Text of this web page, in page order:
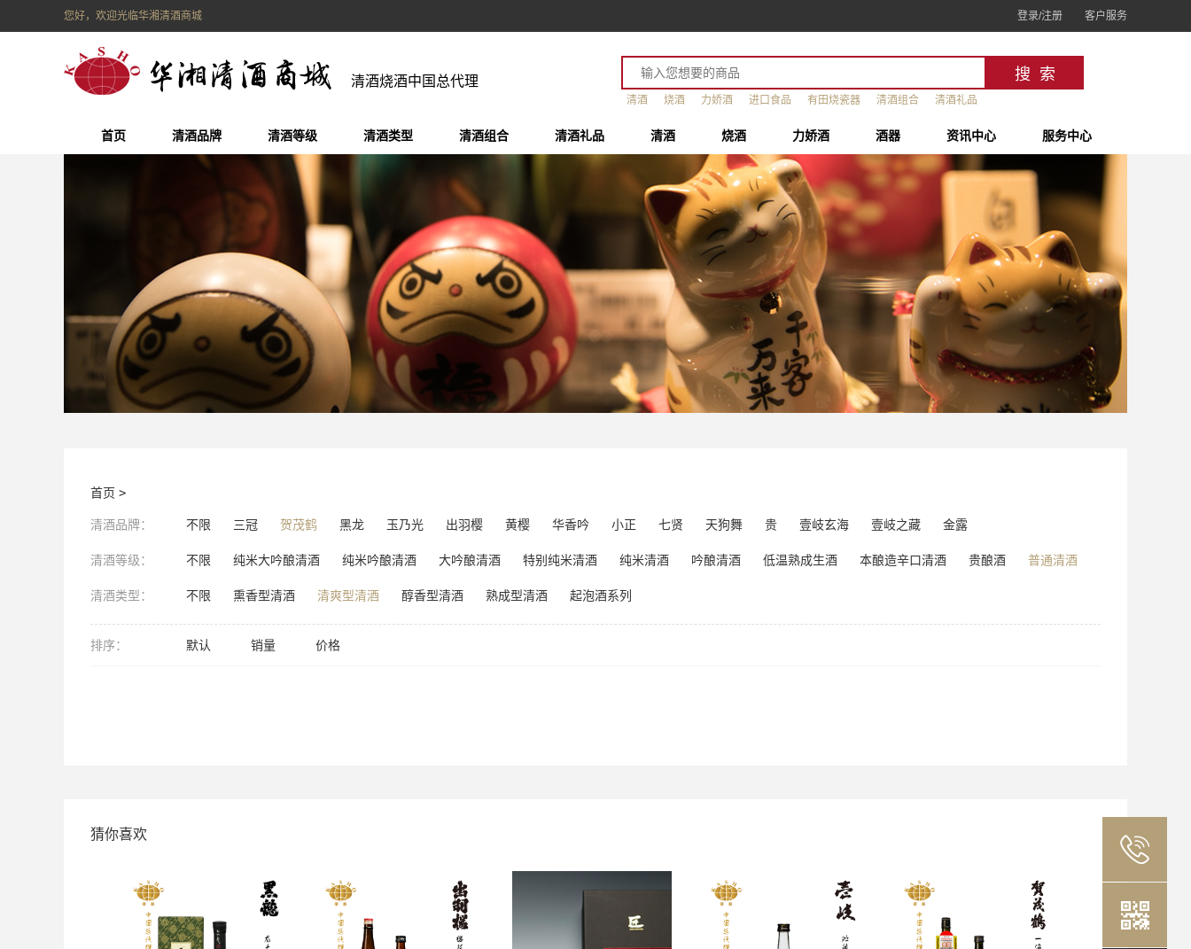
您好，欢迎光临华湘清酒商城 登录/注册 客户服务
清酒烧酒中国总代理
清酒 烧酒 力娇酒 进口食品 有田烧瓷器 清酒组合 清酒礼品
首页 清酒品牌 清酒等级 清酒类型 清酒组合 清酒礼品 清酒 烧酒 力娇酒 酒器 资讯中心 服务中心
首页 >
清酒品牌： 不限 三冠 贺茂鹤 黑龙 玉乃光 出羽樱 黄樱 华香吟 小正 七贤 天狗舞 贵 壹岐玄海 壹岐之藏 金露
清酒等级： 不限 纯米大吟酿清酒 纯米吟酿清酒 大吟酿清酒 特别纯米清酒 纯米清酒 吟酿清酒 低温熟成生酒 本酿造辛口清酒 贵酿酒 普通清酒
清酒类型： 不限 熏香型清酒 清爽型清酒 醇香型清酒 熟成型清酒 起泡酒系列
排序： 默认 销量 价格
猜你喜欢